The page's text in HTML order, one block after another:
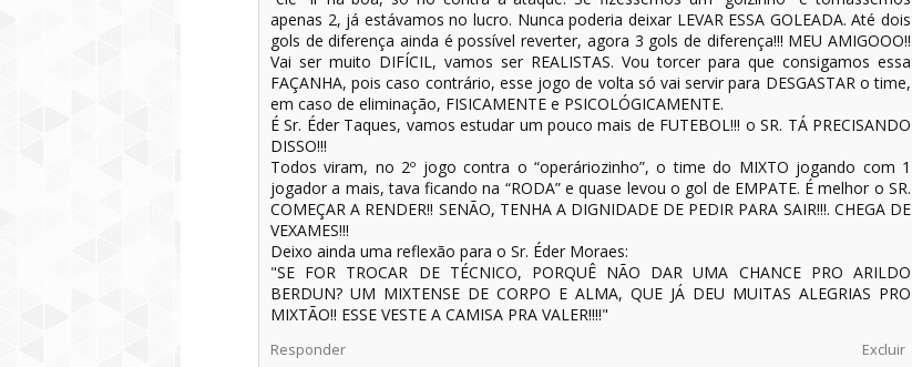
apenas 2, já estávamos no lucro. Nunca poderia deixar LEVAR ESSA GOLEADA. Até dois
gols de diferença ainda é possível reverter, agora 3 gols de diferença!!! MEU AMIGOOO!!
Vai ser muito DIFÍCIL, vamos ser REALISTAS. Vou torcer para que consigamos essa
FAÇANHA, pois caso contrário, esse jogo de volta só vai servir para DESGASTAR o time,
em caso de eliminação, FISICAMENTE e PSICOLÓGICAMENTE.
É Sr. Éder Taques, vamos estudar um pouco mais de FUTEBOL!!! o SR. TÁ PRECISANDO
DISSO!!!
Todos viram, no 2º jogo contra o “operáriozinho”, o time do MIXTO jogando com 1
jogador a mais, tava ficando na “RODA” e quase levou o gol de EMPATE. É melhor o SR.
COMEÇAR A RENDER!! SENÃO, TENHA A DIGNIDADE DE PEDIR PARA SAIR!!!. CHEGA DE
VEXAMES!!!
Deixo ainda uma reflexão para o Sr. Éder Moraes:
"SE FOR TROCAR DE TÉCNICO, PORQUÊ NÃO DAR UMA CHANCE PRO ARILDO
BERDUN? UM MIXTENSE DE CORPO E ALMA, QUE JÁ DEU MUITAS ALEGRIAS PRO
MIXTÃO!! ESSE VESTE A CAMISA PRA VALER!!!!"
Responder Excluir